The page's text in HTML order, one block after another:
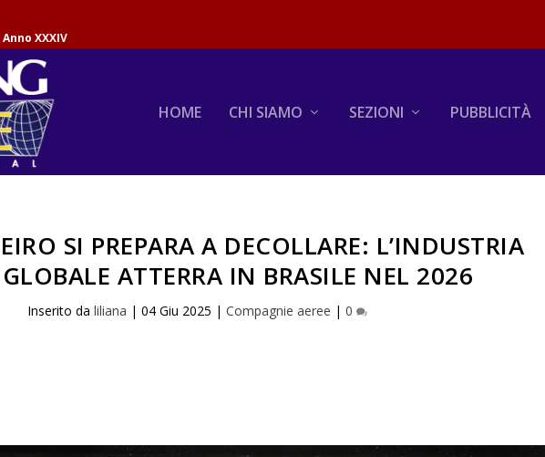
XXXIV
HOME CHI SIAMO SEZIONI PUBBLICITÀ
SI PREPARA A DECOLLARE: L’INDUSTRIA
ATTERRA IN BRASILE NEL 2026
Inserito daliliana |04 Giu 2025 |Compagnie aeree |0